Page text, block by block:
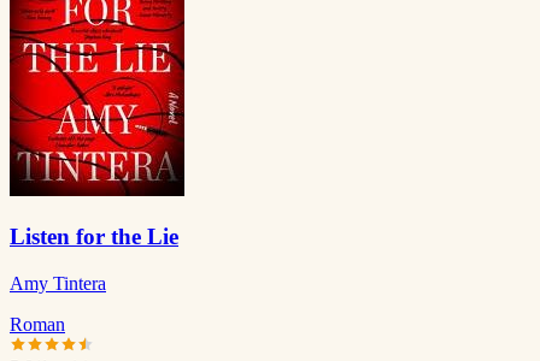
Listen for the Lie
Amy Tintera
Roman